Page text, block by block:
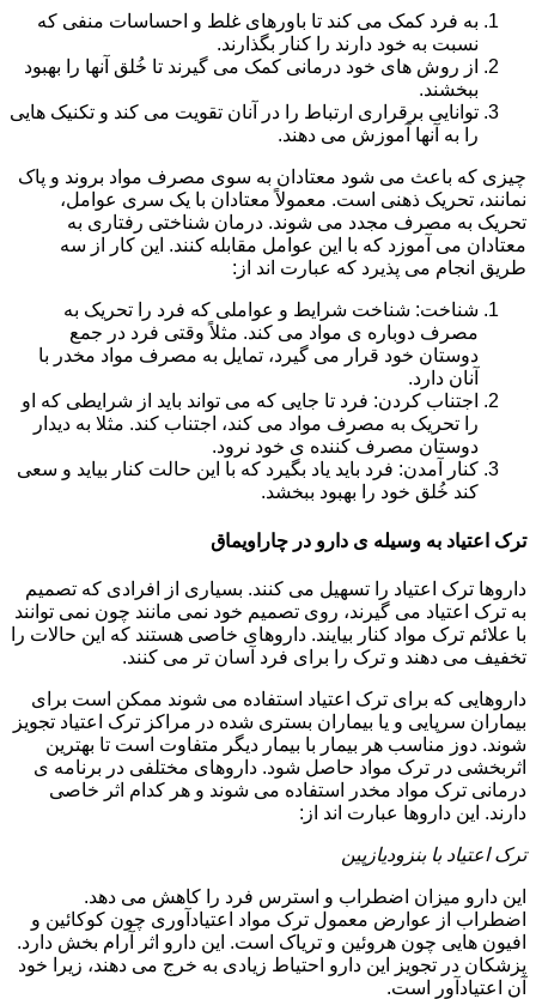
به فرد کمک می کند تا باورهای غلط و احساسات منفی که
نسبت به خود دارند را کنار بگذارند.
از روش های خود درمانی کمک می گیرند تا خُلق آنها را بهبود
ببخشند.
توانایی برقراری ارتباط را در آنان تقویت می کند و تکنیک هایی
را به آنها آموزش می دهند.
چیزی که باعث می شود معتادان به سوی مصرف مواد بروند و پاک
نمانند، تحریک ذهنی است. معمولاً معتادان با یک سری عوامل،
تحریک به مصرف مجدد می شوند. درمان شناختی رفتاری به
معتادان می آموزد که با این عوامل مقابله کنند. این کار از سه
طریق انجام می پذیرد که عبارت اند از:
شناخت: شناخت شرایط و عواملی که فرد را تحریک به
مصرف دوباره ی مواد می کند. مثلاً وقتی فرد در جمع
دوستان خود قرار می گیرد، تمایل به مصرف مواد مخدر با
آنان دارد.
اجتناب کردن: فرد تا جایی که می تواند باید از شرایطی که او
را تحریک به مصرف مواد می کند، اجتناب کند. مثلا به دیدار
دوستان مصرف کننده ی خود نرود.
کنار آمدن: فرد باید یاد بگیرد که با این حالت کنار بیاید و سعی
کند خُلق خود را بهبود ببخشد.
ترک اعتیاد به وسیله ی دارو در چاراویماق
داروها ترک اعتیاد را تسهیل می کنند. بسیاری از افرادی که تصمیم
به ترک اعتیاد می گیرند، روی تصمیم خود نمی مانند چون نمی توانند
با علائم ترک مواد کنار بیایند. داروهای خاصی هستند که این حالات را
تخفیف می دهند و ترک را برای فرد آسان تر می کنند.
داروهایی که برای ترک اعتیاد استفاده می شوند ممکن است برای
بیماران سرپایی و یا بیماران بستری شده در مراکز ترک اعتیاد تجویز
شوند. دوز مناسب هر بیمار با بیمار دیگر متفاوت است تا بهترین
اثربخشی در ترک مواد حاصل شود. داروهای مختلفی در برنامه ی
درمانی ترک مواد مخدر استفاده می شوند و هر کدام اثر خاصی
دارند. این داروها عبارت اند از:
ترک اعتیاد با بنزودیازپین
این دارو میزان اضطراب و استرس فرد را کاهش می دهد.
اضطراب از عوارض معمول ترک مواد اعتیادآوری چون کوکائین و
افیون هایی چون هروئین و تریاک است. این دارو اثر آرام بخش دارد.
پزشکان در تجویز این دارو احتیاط زیادی به خرج می دهند، زیرا خود
آن اعتیادآور است.